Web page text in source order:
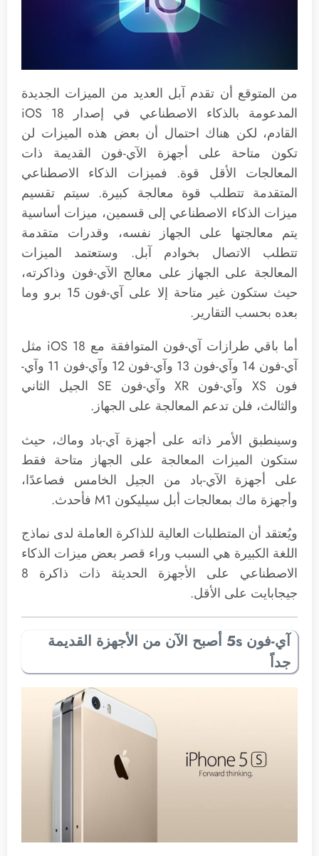
من المتوقع أن تقدم آبل العديد من الميزات الجديدة
المدعومة بالذكاء الاصطناعي في إصدار iOS 18
القادم، لكن هناك احتمال أن بعض هذه الميزات لن
تكون متاحة على أجهزة الآي-فون القديمة ذات
المعالجات الأقل قوة. فميزات الذكاء الاصطناعي
المتقدمة تتطلب قوة معالجة كبيرة. سيتم تقسيم
ميزات الذكاء الاصطناعي إلى قسمين، ميزات أساسية
يتم معالجتها على الجهاز نفسه، وقدرات متقدمة
تتطلب الاتصال بخوادم آبل. وستعتمد الميزات
المعالجة على الجهاز على معالج الآي-فون وذاكرته،
حيث ستكون غير متاحة إلا على آي-فون 15 برو وما
بعده بحسب التقارير.
أما باقي طرازات آي-فون المتوافقة مع iOS 18 مثل
آي-فون 14 وآي-فون 13 وآي-فون 12 وآي-فون 11 وآي-
فون XS وآي-فون XR وآي-فون SE الجيل الثاني
والثالث، فلن تدعم المعالجة على الجهاز.
وسينطبق الأمر ذاته على أجهزة آي-باد وماك، حيث
ستكون الميزات المعالجة على الجهاز متاحة فقط
على أجهزة الآي-باد من الجيل الخامس فصاعدًا،
وأجهزة ماك بمعالجات أبل سيليكون M1 فأحدث.
ويُعتقد أن المتطلبات العالية للذاكرة العاملة لدى نماذج
اللغة الكبيرة هي السبب وراء قصر بعض ميزات الذكاء
الاصطناعي على الأجهزة الحديثة ذات ذاكرة 8
جيجابايت على الأقل.
آي-فون 5s أصبح الآن من الأجهزة القديمة
جداً